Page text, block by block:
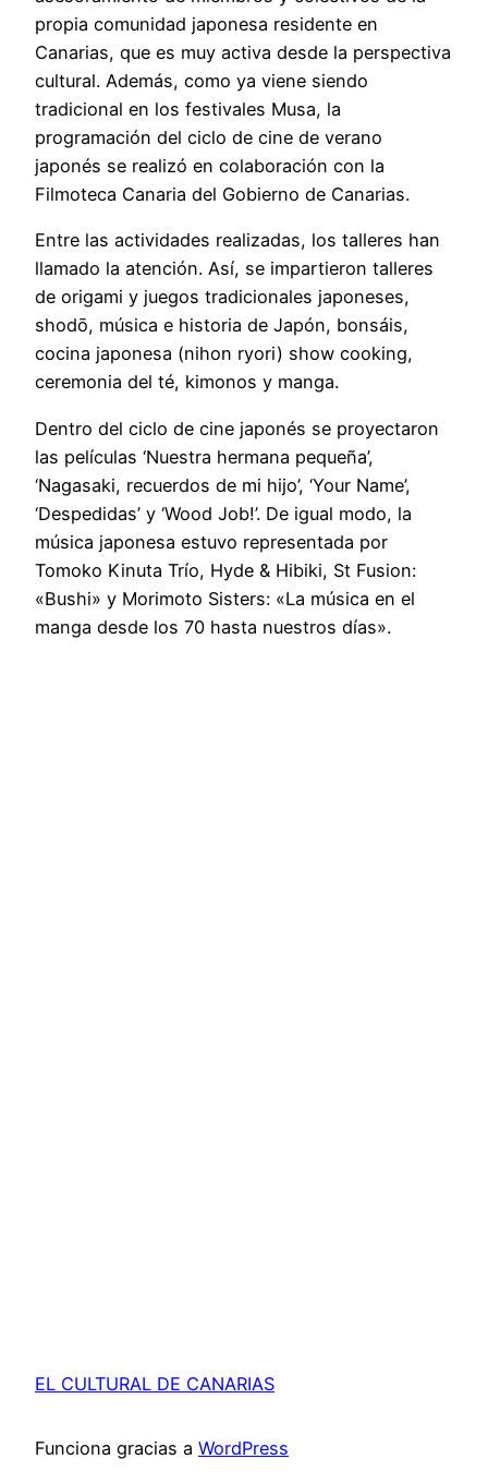
propia comunidad japonesa residente en
Canarias, que es muy activa desde la perspectiva
cultural. Además, como ya viene siendo
tradicional en los festivales Musa, la
programación del ciclo de cine de verano
japonés se realizó en colaboración con la
Filmoteca Canaria del Gobierno de Canarias.
Entre las actividades realizadas, los talleres han
llamado la atención. Así, se impartieron talleres
de origami y juegos tradicionales japoneses,
shodō, música e historia de Japón, bonsáis,
cocina japonesa (nihon ryori) show cooking,
ceremonia del té, kimonos y manga.
Dentro del ciclo de cine japonés se proyectaron
las películas ‘Nuestra hermana pequeña’,
‘Nagasaki, recuerdos de mi hijo’, ‘Your Name’,
‘Despedidas’ y ‘Wood Job!’. De igual modo, la
música japonesa estuvo representada por
Tomoko Kinuta Trío, Hyde & Hibiki, St Fusion:
«Bushi» y Morimoto Sisters: «La música en el
manga desde los 70 hasta nuestros días».
EL CULTURAL DE CANARIAS
Funciona gracias a WordPress